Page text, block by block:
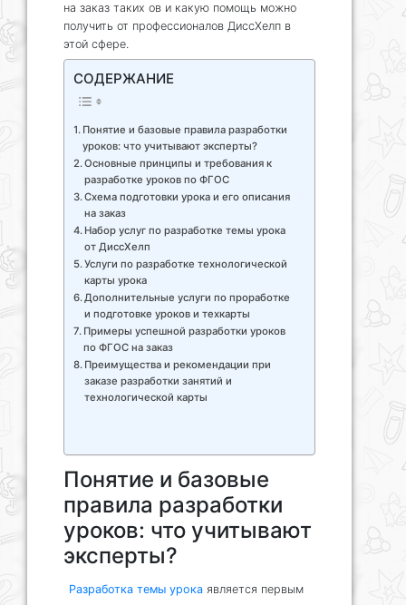
на заказ таких ов и какую помощь можно
получить от профессионалов ДиссХелп в
этой сфере.
СОДЕРЖАНИЕ
Понятие и базовые правила разработки
уроков: что учитывают эксперты?
Основные принципы и требования к
разработке уроков по ФГОС
Схема подготовки урока и его описания
на заказ
Набор услуг по разработке темы урока
от ДиссХелп
Услуги по разработке технологической
карты урока
Дополнительные услуги по проработке
и подготовке уроков и техкарты
Примеры успешной разработки уроков
по ФГОС на заказ
Преимущества и рекомендации при
заказе разработки занятий и
технологической карты
Понятие и базовые
правила разработки
уроков: что учитывают
эксперты?
Разработка темы урока является первым